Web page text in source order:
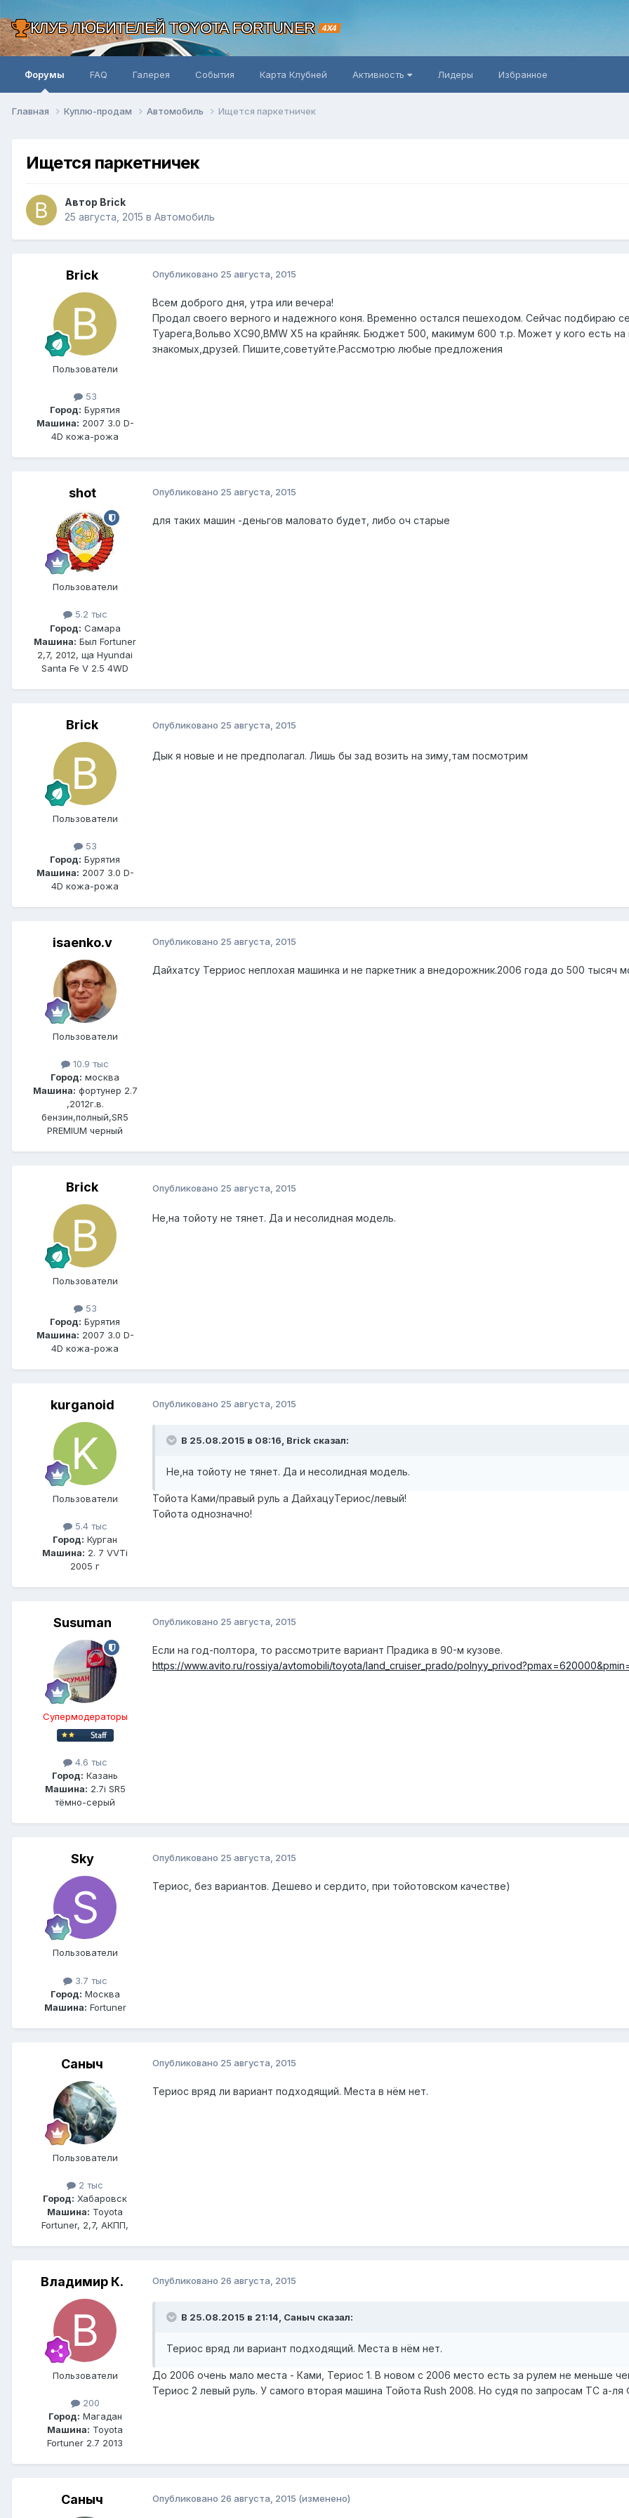
КЛУБ ЛЮБИТЕЛЕЙ TOYOTA FORTUNER 4X4
Форумы FAQ Галерея События Карта Клубней Активность Лидеры Избранное
Главная Куплю-продам Автомобиль Ищется паркетничек
Ищется паркетничек
Автор Brick
25 августа, 2015 в Автомобиль
Brick
Пользователи
53
Город: Бурятия
Машина: 2007 3.0 D-
4D кожа-рожа
Опубликовано 25 августа, 2015
Всем доброго дня, утра или вечера!
Продал своего верного и надежного коня. Временно остался пешеходом. Сейчас подбираю
Туарега,Вольво XC90,BMW X5 на крайняк. Бюджет 500, макимум 600 т.р. Может у кого есть
знакомых,друзей. Пишите,советуйте.Рассмотрю любые предложения
shot
Пользователи
5.2 тыс
Город: Самара
Машина: Был Fortuner
2,7, 2012, ща Hyundai
Santa Fe V 2.5 4WD
Опубликовано 25 августа, 2015
для таких машин -деньгов маловато будет, либо оч старые
Brick
Пользователи
53
Город: Бурятия
Машина: 2007 3.0 D-
4D кожа-рожа
Опубликовано 25 августа, 2015
Дык я новые и не предполагал. Лишь бы зад возить на зиму,там посмотрим
isaenko.v
Пользователи
10.9 тыс
Город: москва
Машина: фортунер 2.7
,2012г.в.
бензин,полный,SR5
PREMIUM черный
Опубликовано 25 августа, 2015
Дайхатсу Терриос неплохая машинка и не паркетник а внедорожник.2006 года до 500 тысяч
Brick
Пользователи
53
Город: Бурятия
Машина: 2007 3.0 D-
4D кожа-рожа
Опубликовано 25 августа, 2015
Не,на тойоту не тянет. Да и несолидная модель.
kurganoid
Пользователи
5.4 тыс
Город: Курган
Машина: 2. 7 VVTi
2005 г
Опубликовано 25 августа, 2015
В 25.08.2015 в 08:16, Brick сказал:
Не,на тойоту не тянет. Да и несолидная модель.
Тойота Ками/правый руль а ДайхацуТериос/левый!
Тойота однозначно!
Susuman
Супермодераторы
4.6 тыс
Город: Казань
Машина: 2.7i SR5
тёмно-серый
Опубликовано 25 августа, 2015
Если на год-полтора, то рассмотрите вариант Прадика в 90-м кузове.
https://www.avito.ru/rossiya/avtomobili/toyota/land_cruiser_prado/
Sky
Пользователи
3.7 тыс
Город: Москва
Машина: Fortuner
Опубликовано 25 августа, 2015
Териос, без вариантов. Дешево и сердито, при тойотовском качестве)
Саныч
Пользователи
2 тыс
Город: Хабаровск
Машина: Toyota
Fortuner, 2,7, АКПП,
Опубликовано 25 августа, 2015
Териос вряд ли вариант подходящий. Места в нём нет.
Владимир К.
Пользователи
200
Город: Магадан
Машина: Toyota
Fortuner 2.7 2013
Опубликовано 26 августа, 2015
В 25.08.2015 в 21:14, Саныч сказал:
Териос вряд ли вариант подходящий. Места в нём нет.
До 2006 очень мало места - Ками, Териос 1. В новом с 2006 место есть за рулем не меньше
Териос 2 левый руль. У самого вторая машина Тойота Rush 2008. Но судя по запросам ТС а-
Саныч Опубликовано 26 августа, 2015 (изменено)